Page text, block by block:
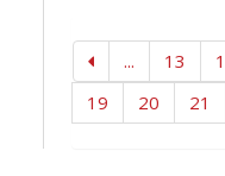
... 13
19
20 21